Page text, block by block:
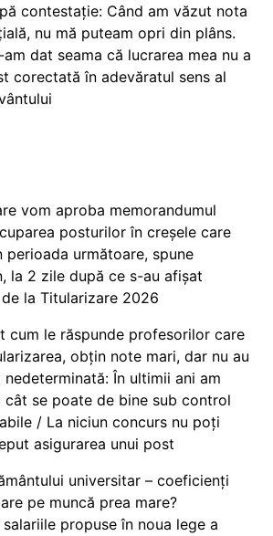
contestație: Când am văzut nota
nu mă puteam opri din plâns.
am dat seama că lucrarea mea nu a
corectată în adevăratul sens al
vom aproba memorandumul
posturilor în creșele care
următoare, spune
la 2 zile după ce s-au afișat
la Titularizare 2026
cum le răspunde profesorilor care
obțin note mari, dar nu au
În ultimii ani am
cât se poate de bine sub control
/ La niciun concurs nu poți
asigurarea unui post
universitar – coeficienți
pe muncă prea mare?
propuse în noua lege a